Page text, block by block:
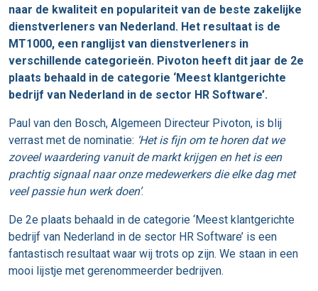
naar de kwaliteit en populariteit van de beste zakelijke
dienstverleners van Nederland. Het resultaat is de
MT1000, een ranglijst van dienstverleners in
verschillende categorieën. Pivoton heeft dit jaar de 2e
plaats behaald in de categorie ‘Meest klantgerichte
bedrijf van Nederland in de sector HR Software’.
Paul van den Bosch, Algemeen Directeur Pivoton, is blij
verrast met de nominatie: ‘Het is fijn om te horen dat we
zoveel waardering vanuit de markt krijgen en het is een
prachtig signaal naar onze medewerkers die elke dag met
veel passie hun werk doen’.
De 2e plaats behaald in de categorie ‘Meest klantgerichte
bedrijf van Nederland in de sector HR Software’ is een
fantastisch resultaat waar wij trots op zijn. We staan in een
mooi lijstje met gerenommeerder bedrijven.